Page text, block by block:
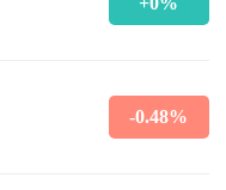
-0.48%